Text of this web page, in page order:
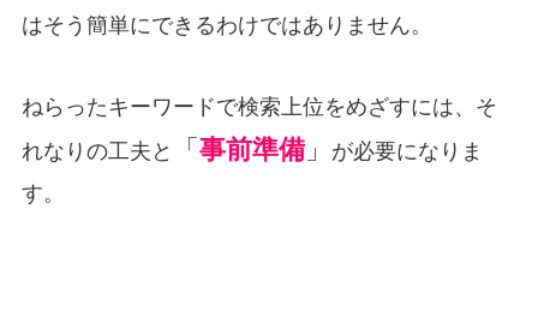
はそう簡単にできるわけではありません。
ねらったキーワードで検索上位をめざすには、そ
れなりの工夫と
「 事前準備」
が必要になりま
す。